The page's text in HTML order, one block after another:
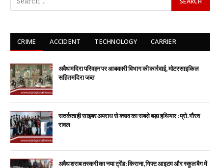
CRIME ACCIDENT TECHNOLOGY CARRIER
अवैध मदिरा परिवहन पर आबकारी विभाग की कार्रवाई, मोटरसाइकिल
सहित मदिरा जब्त
सतर्कता ही साइबर अपराध से बचाव का सबसे बड़ा हथियार : प्रो. गौरव
रावल
अवैध शराब तस्करी का नया ट्रेंड: किराना, गिफ्ट आइटम और स्कूल बैग में